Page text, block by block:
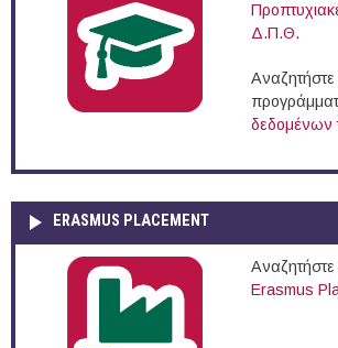
Δ.Π.Θ.
Αναζητήστε
ERASMUS PLACEMENT
Αναζητήστε
Erasmus